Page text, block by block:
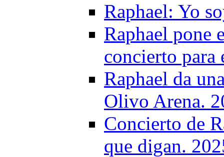
Raphael: Yo
Raphael pone
concierto para
Raphael da
Olivo Arena.
Concierto de
que digan.